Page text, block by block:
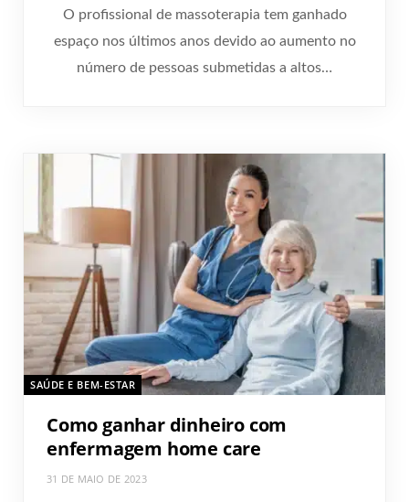
O profissional de massoterapia tem ganhado
espaço nos últimos anos devido ao aumento no
número de pessoas submetidas a altos…
SAÚDE E BEM-ESTAR
Como ganhar dinheiro com
enfermagem home care
31 DE MAIO DE 2023